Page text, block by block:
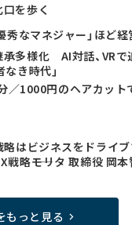
を歩く
秀なマネジャー」ほど
多様化 AI対話、VR
なき時代」
分／1000円のヘアカッ
はビジネスをドライ
略――モリタ 取締役 岡
もっと見る